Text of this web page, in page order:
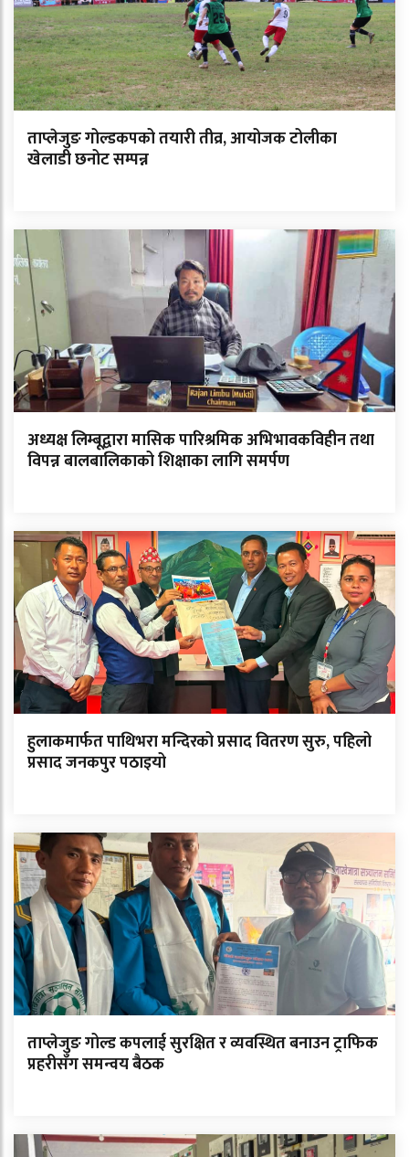
ताप्लेजुङ गोल्डकपको तयारी तीव्र, आयोजक टोलीका
खेलाडी छनोट सम्पन्न
अध्यक्ष लिम्बूद्वारा मासिक पारिश्रमिक अभिभावकविहीन तथा
विपन्न बालबालिकाको शिक्षाका लागि समर्पण
हुलाकमार्फत पाथिभरा मन्दिरको प्रसाद वितरण सुरु, पहिलो
प्रसाद जनकपुर पठाइयो
ताप्लेजुङ गोल्ड कपलाई सुरक्षित र व्यवस्थित बनाउन ट्राफिक
प्रहरीसँग समन्वय बैठक